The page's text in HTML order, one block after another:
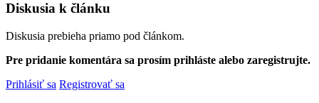
Diskusia k článku
Diskusia prebieha priamo pod článkom.
Pre pridanie komentára sa prosím prihláste alebo zaregistrujte.
Prihlásiť sa Registrovať sa